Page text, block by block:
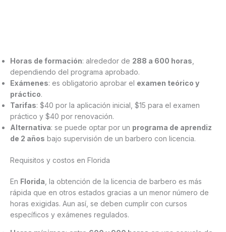
Horas de formación: alrededor de 288 a 600 horas
dependiendo del programa aprobado.
Exámenes: es obligatorio aprobar el examen teórico y
práctico.
Tarifas: $40 por la aplicación inicial, $15 para el examen
práctico y $40 por renovación.
Alternativa: se puede optar por un programa de aprendiz
de 2 años bajo supervisión de un barbero con licencia.
Requisitos y costos en Florida
En Florida , la obtención de la licencia de barbero es más
rápida que en otros estados gracias a un menor número de
horas exigidas. Aun así, se deben cumplir con cursos
específicos y exámenes regulados.